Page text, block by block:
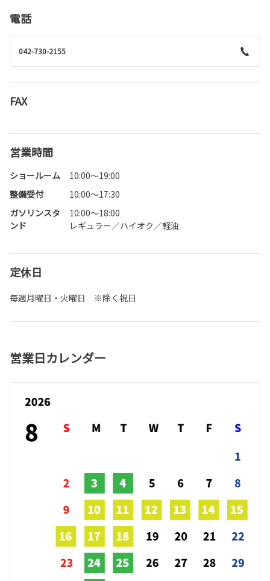
電話
042-730-2155
FAX
営業時間
ショールーム
10:00～19:00
整備受付
10:00～17:30
ガソリンスタ
ンド
10:00～18:00
レギュラー／ハイオク／軽油
定休日
毎週月曜日・火曜日 ※除く祝日
営業日カレンダー